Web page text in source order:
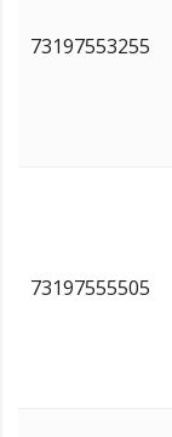
73197553255
73197555505